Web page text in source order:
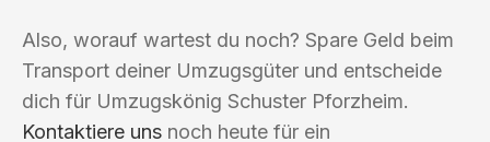
Also, worauf wartest du noch? Spare Geld beim
Transport deiner Umzugsgüter und entscheide
dich für Umzugskönig Schuster Pforzheim.
Kontaktiere uns noch heute für ein